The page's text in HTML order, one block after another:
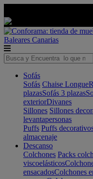
Baleares Canarias
Sofás
Sofás Chaise Longue
plazasSofás 3 plazas
exteriorDivanes
Sillones Sillones
levantapersonas
Puffs Puffs
almacenaje
Descanso
Colchones Packs
viscoelásticos
ensacadosColchones